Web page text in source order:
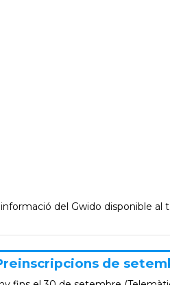
informació del Gwido disponible al
de